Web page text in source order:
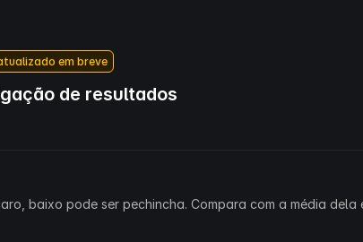
em breve
de resultados
baixo pode ser pechincha. Compara com a média dela